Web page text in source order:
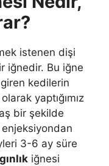
istenen dişi
iğnedir. Bu iğne
giren kedilerin
yaptığımız
bir şekilde
3-6 ay süre
iğnesi